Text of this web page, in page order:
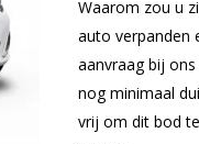
Waarom zou u
auto verpanden
aanvraag bij
nog minimaal
vrij om dit bod